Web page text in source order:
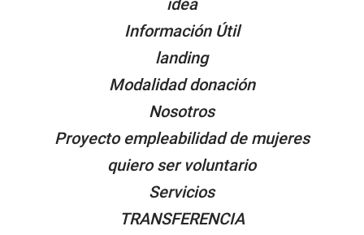
idea
Información Útil
landing
Modalidad donación
Nosotros
Proyecto empleabilidad de mujeres
quiero ser voluntario
Servicios
TRANSFERENCIA